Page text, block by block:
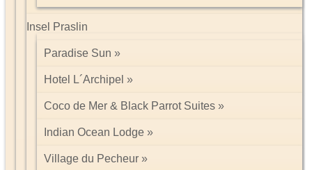
Insel Praslin
Paradise Sun
Hotel L´Archipel
Coco de Mer & Black Parrot Suites
Indian Ocean Lodge
Village du Pecheur